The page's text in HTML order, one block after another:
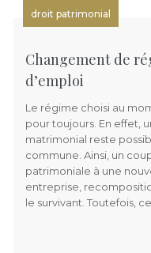
droit patrimonial
Changement de
d’emploi
Le régime choisi au
pour toujours. En effet,
matrimonial reste
commune. Ainsi, un
patrimoniale à une
entreprise,
le survivant. Toutefois,